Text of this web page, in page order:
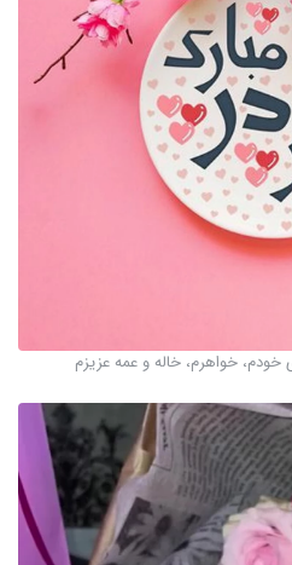
خودم، خواهرم، خاله و عمه عزیزم